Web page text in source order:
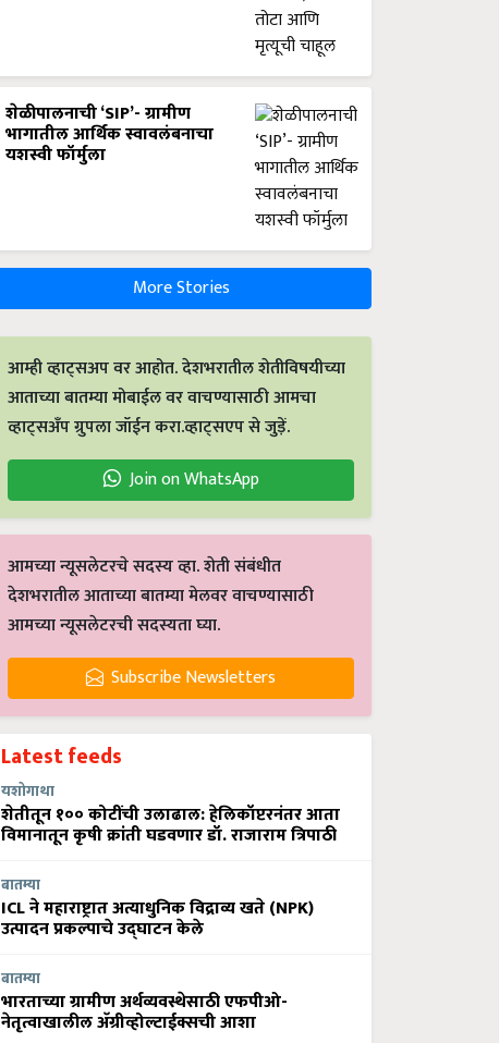
शेळीपालनाची ‘SIP’- ग्रामीण
भागातील आर्थिक स्वावलंबनाचा
यशस्वी फॉर्मुला
More Stories
आम्ही व्हाट्सअप वर आहोत. देशभरातील शेतीविषयीच्या
आताच्या बातम्या मोबाईल वर वाचण्यासाठी आमचा
व्हाट्सअँप ग्रुपला जॉईन करा.व्हाट्सएप से जुड़ें.
Join on WhatsApp
आमच्या न्यूसलेटरचे सदस्य व्हा. शेती संबंधीत
देशभरातील आताच्या बातम्या मेलवर वाचण्यासाठी
आमच्या न्यूसलेटरची सदस्यता घ्या.
Subscribe Newsletters
Latest feeds
यशोगाथा
शेतीतून १०० कोटींची उलाढाल: हेलिकॉप्टरनंतर आता
विमानातून कृषी क्रांती घडवणार डॉ. राजाराम त्रिपाठी
बातम्या
ICL ने महाराष्ट्रात अत्याधुनिक विद्राव्य खते (NPK)
उत्पादन प्रकल्पाचे उद्घाटन केले
बातम्या
भारताच्या ग्रामीण अर्थव्यवस्थेसाठी एफपीओ-
नेतृत्वाखालील अ‍ॅग्रीव्होल्टाईक्सची आशा